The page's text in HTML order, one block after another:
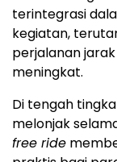
terintegrasi
kegiatan,
perjalanan
meningkat.
Di tengah
melonjak
free ride